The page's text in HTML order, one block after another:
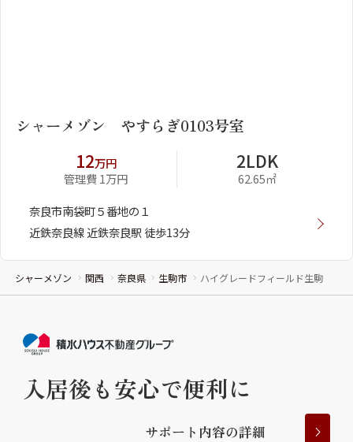
シャーメゾン やすらぎ0103号室
12万円
管理費 1万円
2LDK
62.65㎡
奈良市南袋町５番地の１
近鉄奈良線 近鉄奈良駅 徒歩13分
シャーメゾン 関西 奈良県 生駒市 ハイグレードフィールド生駒
入居後も安心で便利に
サポー ト 内容の詳細